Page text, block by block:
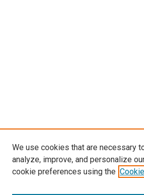
We use cookies that are necessary
analyze, improve, and personalize
cookie preferences using the